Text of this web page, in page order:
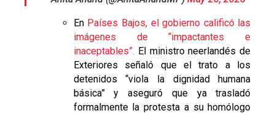
En Países Bajos, el gobierno calificó las
imágenes de “impactantes e
inaceptables”. El ministro neerlandés de
Exteriores señaló que el trato a los
detenidos “viola la dignidad humana
básica” y aseguró que ya trasladó
formalmente la protesta a su homólogo